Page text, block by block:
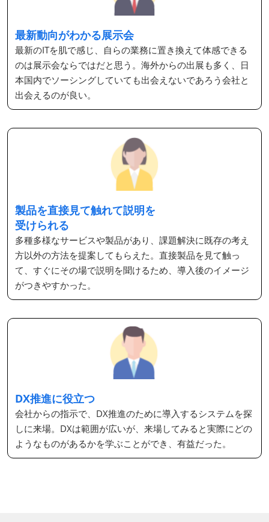
最新動向がわかる展示会
最新のITを肌で感じ、自らの業務に置き換えて体感できる
のは展示会ならではだと思う。海外からの出展も多く、日
本国内でソーシングしていても出会えないであろう会社と
出会えるのが良い。
製品を直接見て触れて説明を
受けられる
多種多様なサービスや製品があり、課題解決に既存の考え
方以外の方法を提案してもらえた。直接製品を見て触っ
て、すぐにその場で説明を聞けるため、導入後のイメージ
がつきやすかった。
DX推進に役立つ
会社からの指示で、DX推進のために導入するシステムを探
しに来場。DXは範囲が広いが、来場してみると実際にどの
ようなものがあるかを学ぶことができ、有益だった。